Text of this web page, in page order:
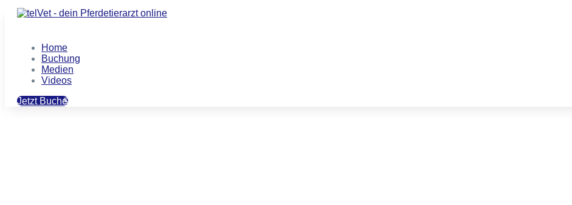
Home
Buchung
Medien
Videos
Jetzt Buchen